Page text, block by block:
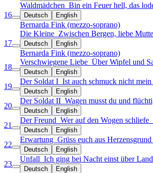
16
Waldmädchen Bin ein Feuer hell, das
Deutsch English
Bernarda Fink (mezzo-soprano)
17
Die Kleine Zwischen Bergen, liebe
Deutsch English
Bernarda Fink (mezzo-soprano)
18
Verschwiegene Liebe Über Wipfel und
Deutsch English
19
Der Soldat I Ist auch schmuck nicht mein
Deutsch English
20
Der Soldat II Wagen musst du und
Deutsch English
21
Der Freund Wer auf den Wogen schliefe
Deutsch English
22
Erwartung Grüss euch aus Herzensgrund
Deutsch English
23
Unfall Ich ging bei Nacht einst über Land
Deutsch English